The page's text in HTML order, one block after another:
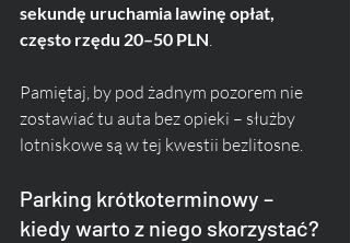
sekundę uruchamia lawinę opłat,
często rzędu 20–50 PLN.
Pamiętaj, by pod żadnym pozorem nie
zostawiać tu auta bez opieki – służby
lotniskowe są w tej kwestii bezlitosne.
Parking krótkoterminowy –
kiedy warto z niego skorzystać?